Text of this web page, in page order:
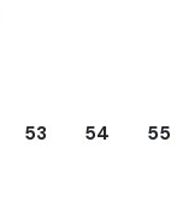
53 54 55